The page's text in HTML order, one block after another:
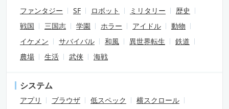
ファンタジー
SF ロボット ミリタリー
歴史
戦国
三国志 学園 ホラー アイドル
動物
イケメン
サバイバル 和風 異世界転生
鉄道
農場
生活 武侠 海戦
システム
アプリ ブラウザ 低スペック
横スクロール